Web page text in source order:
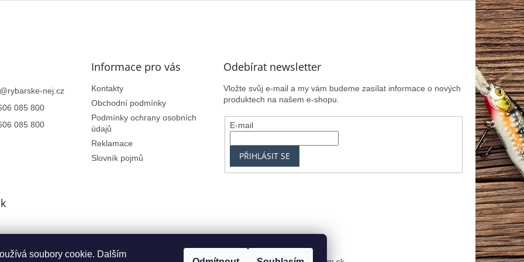
soubory cookie. Dalším
@rybarske-nej.cz
085 800
085 800
Informace pro vás
Kontakty
Obchodní podmínky
Podmínky ochrany osobních
údajů
Reklamace
Slovník pojmů
Odebírat newsletter
Vložte svůj e-mail a my vám budeme zasílat informace o nových
produktech na našem e-shopu.
E-mail
PŘIHLÁSIT SE